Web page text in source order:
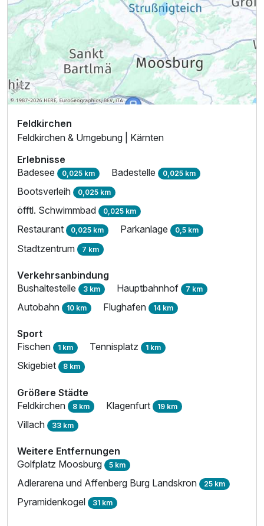
Feldkirchen
Feldkirchen & Umgebung | Kärnten
Erlebnisse
Badesee 0,025 km Badestelle 0,025 km
Bootsverleih 0,025 km
öfftl. Schwimmbad 0,025 km
Restaurant 0,025 km Parkanlage 0,5 km
Stadtzentrum 7 km
Verkehrsanbindung
Bushaltestelle 3 km Hauptbahnhof 7 km
Autobahn 10 km Flughafen 14 km
Sport
Fischen 1 km Tennisplatz 1 km
Skigebiet 8 km
Größere Städte
Feldkirchen 8 km Klagenfurt 19 km
Villach 33 km
Weitere Entfernungen
Golfplatz Moosburg 5 km
Adlerarena und Affenberg Burg Landskron 25 km
Pyramidenkogel 31 km